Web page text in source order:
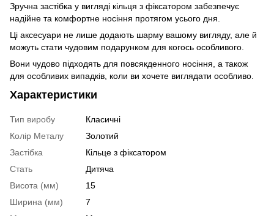
Зручна застібка у вигляді кільця з фіксатором забезпечує
надійне та комфортне носіння протягом усього дня.
Ці аксесуари не лише додають шарму вашому вигляду, але й
можуть стати чудовим подарунком для когось особливого.
Вони чудово підходять для повсякденного носіння, а також
для особливих випадків, коли ви хочете виглядати особливо.
Характеристики
Тип виробу
Класичні
Колір Металу
Золотий
Застібка
Кільце з фіксатором
Стать
Дитяча
Висота (мм)
15
Ширина (мм)
7